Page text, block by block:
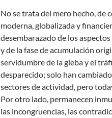
No se trata del mero hecho, de
moderna, globalizada y
desembarazado de los
y de la fase de acumulación
servidumbre de la gleba y el
desparecido; solo han
sectores de actividad, pero
Por otro lado, permanecen
las incongruencias, las